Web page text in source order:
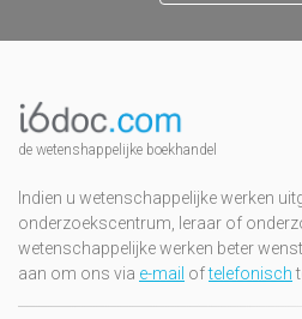
de wetenshappelijke boekhandel
Indien u wetenschappelijke werken
onderzoekscentrum, leraar of
wetenschappelijke werken beter
aan om ons via e-mail oftelefonisch